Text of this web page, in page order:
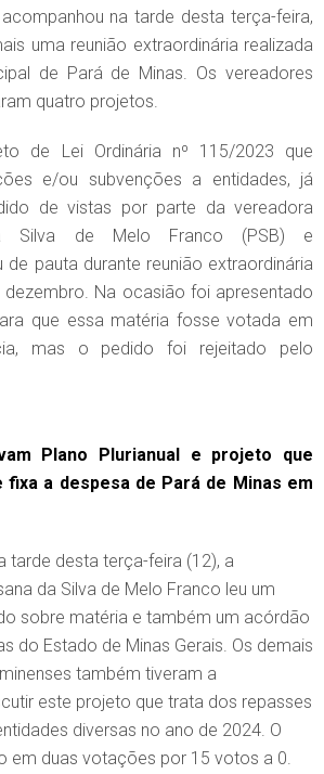
na tarde desta terça-feira,
uma reunião extraordinária realizada
de Pará de Minas. Os vereadores
quatro projetos.
de Lei Ordinária nº 115/2023 que
e/ou subvenções a entidades, já
de vistas por parte da vereadora
Silva de Melo Franco (PSB) e
de pauta durante reunião extraordinária
Na ocasião foi apresentado
que essa matéria fosse votada em
mas o pedido foi rejeitado pelo
Plano Plurianual e projeto que
a despesa de Pará de Minas em
tarde desta terça-feira (12), a
da Silva de Melo Franco leu um
sobre matéria e também um acórdão
do Estado de Minas Gerais. Os demais
também tiveram a
este projeto que trata dos repasses
diversas no ano de 2024. O
em duas votações por 15 votos a 0.